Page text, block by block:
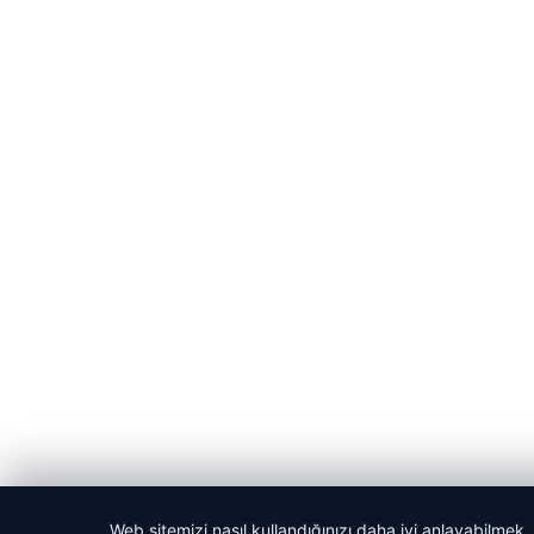
Web sitemizi nasıl kullandığınızı daha iyi